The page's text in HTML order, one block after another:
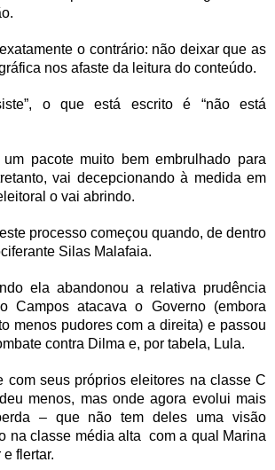
o contrário: não deixar que as
nos afaste da leitura do conteúdo.
o que está escrito é “não está
pacote muito bem embrulhado para
vai decepcionando à medida em
o vai abrindo.
processo começou quando, de dentro
Silas Malafaia.
ela abandonou a relativa prudência
Campos atacava o Governo (embora
menos pudores com a direita) e passou
contra Dilma e, por tabela, Lula.
com seus próprios eleitores na classe C
menos, mas onde agora evolui mais
– que não tem deles uma visão
na classe média alta com a qual Marina
flertar.